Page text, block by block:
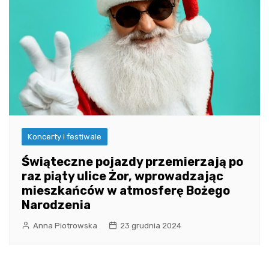
Koncerty i festiwale
Świąteczne pojazdy przemierzają po
raz piąty ulice Żor, wprowadzając
mieszkańców w atmosferę Bożego
Narodzenia
Anna Piotrowska 23 grudnia 2024